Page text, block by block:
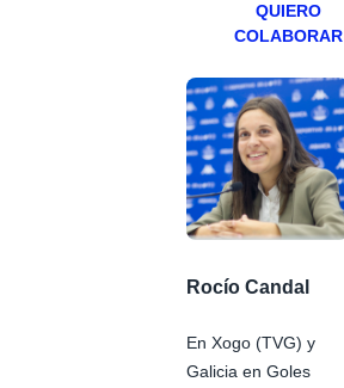
QUIERO
COLABORAR
Rocío Candal
En Xogo (TVG) y
Galicia en Goles